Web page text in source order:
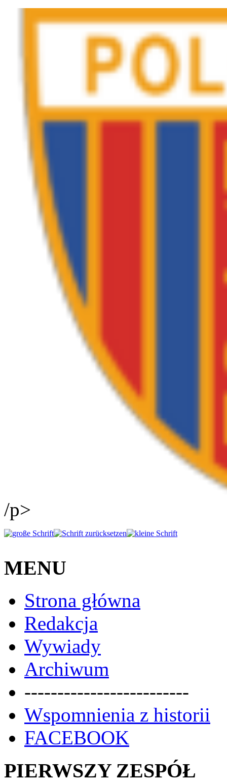
/p>
MENU
Strona główna
Redakcja
Wywiady
Archiwum
-------------------------
Wspomnienia z historii
FACEBOOK
PIERWSZY ZESPÓŁ